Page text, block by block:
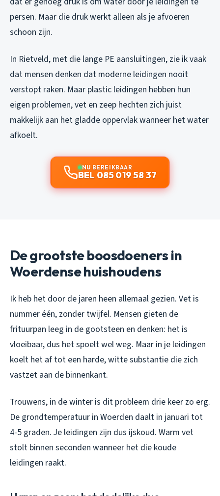
persen. Maar die druk werkt alleen als je afvoeren
schoon zijn.
In Rietveld, met die lange PE aansluitingen, zie ik vaak
dat mensen denken dat moderne leidingen nooit
verstopt raken. Maar plastic leidingen hebben hun
eigen problemen, vet en zeep hechten zich juist
makkelijk aan het gladde oppervlak wanneer het water
afkoelt.
NU BEREIKBAAR
BEL 085 019 58 37
De grootste boosdoeners in
Woerdense huishoudens
Ik heb het door de jaren heen allemaal gezien. Vet is
nummer één, zonder twijfel. Mensen gieten de
frituurpan leeg in de gootsteen en denken: het is
vloeibaar, dus het spoelt wel weg. Maar in je leidingen
koelt het af tot een harde, witte substantie die zich
vastzet aan de binnenkant.
Trouwens, in de winter is dit probleem drie keer zo erg.
De grondtemperatuur in Woerden daalt in januari tot
4-5 graden. Je leidingen zijn dus ijskoud. Warm vet
stolt binnen seconden wanneer het die koude
leidingen raakt.